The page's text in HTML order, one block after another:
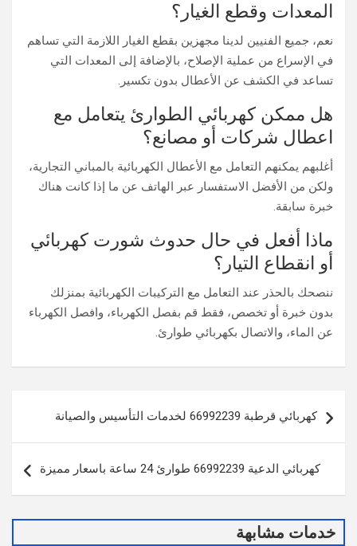
المعدات وقطع الغيار؟
نعم، جميع الفنيين لدينا مجهزين بقطع الغيار اللازمة التي تساهم
في الإسراع من عملية الإصلاح، بالإضافة إلى المعدات التي
تساعد في الكشف عن الأعطال بدون تكسير.
هل ممكن كهربائي الطوارئ يتعامل مع
اعطال شركات أو مصانع؟
أغلبهم يمكنهم التعامل مع الأعطال الكهربائية بالمباني التجارية،
ولكن من الأفضل الاستفسار عبر الهاتف عن ما إذا كانت هناك
خبرة سابقة.
ماذا أفعل في حال حدوث شورت كهربائي
أو انقطاع التيار؟
ننصحك بالحذر عند التعامل مع التركيبات الكهربائية بمنزلك
بدون خبرة أو تخصص، فقط قم بفصل الكهرباء، وافصل الكهرباء
عن الماء، والاتصال بكهربائي طوارئ.
المقالات
كهربائي قرطبة 66992239 لخدمات التأسيس والصيانة
كهربائي الدعية 66992239 طوارئ 24 ساعة باسعار مميزة
خدمات مشابهة